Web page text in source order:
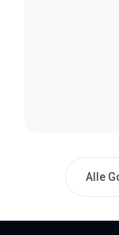
Alle